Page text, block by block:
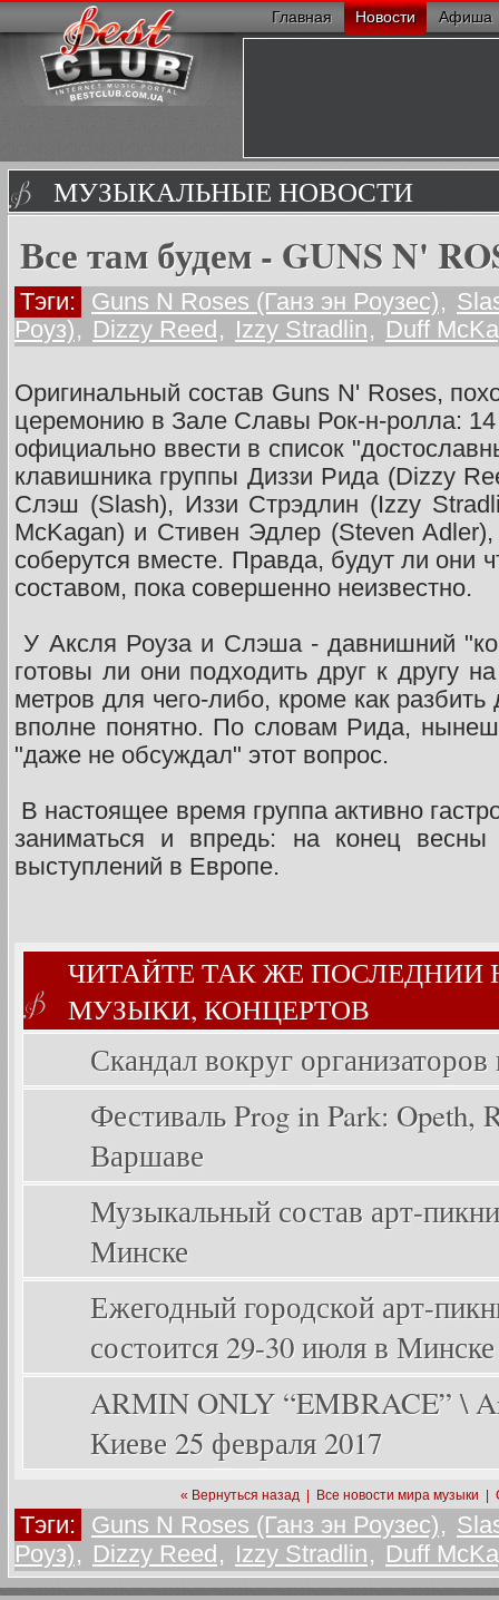
Главная Новости Афиша
МУЗЫКАЛЬНЫЕ НОВОСТИ
Все там будем - GUNS N'
Тэги: Guns N Roses (Ганз эн Роузеc),
Роуз), Dizzy Reed , Izzy Stradlin, Duff
Оригинальный состав Guns N' Roses,
церемонию в Зале Славы Рок-н-ролла: 14
официально ввести в список
клавишника группы Диззи Рида (Dizzy
Слэш (Slash), Иззи Стрэдлин (Izzy
McKagan) и Стивен Эдлер (Steven Adler),
соберутся вместе. Правда, будут ли они
составом, пока совершенно неизвестно.
У Аксля Роуза и Слэша - давнишний
готовы ли они подходить друг к другу
метров для чего-либо, кроме как
вполне понятно. По словам Рида,
"даже не обсуждал" этот вопрос.
В настоящее время группа активно
заниматься и впредь: на конец
выступлений в Европе.
ЧИТАЙТЕ ТАК ЖЕ ПОСЛЕДНИИ
МУЗЫКИ, КОНЦЕРТОВ
Скандал вокруг
Фестиваль Prog in Park: Opeth,
Варшаве
Музыкальный состав арт-
Минске
Ежегодный городской арт-
состоится 29-30 июля в Минске
ARMIN ONLY “EMBRACE” \
Киеве 25 февраля 2017
« Вернуться назад Все новости мира музыки
Тэги: Guns N Roses (Ганз эн Роузеc),
Роуз), Dizzy Reed, Izzy Stradlin, Duff